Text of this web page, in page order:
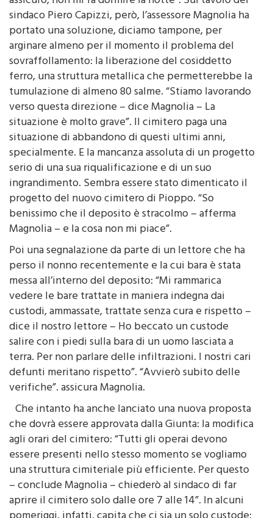
sindaco Piero Capizzi, però, l’assessore Magnolia ha
portato una soluzione, diciamo tampone, per
arginare almeno per il momento il problema del
sovraffollamento: la liberazione del cosiddetto
ferro, una struttura metallica che permetterebbe la
tumulazione di almeno 80 salme. “Stiamo lavorando
verso questa direzione – dice Magnolia – La
situazione è molto grave”. Il cimitero paga una
situazione di abbandono di questi ultimi anni,
specialmente. E la mancanza assoluta di un progetto
serio di una sua riqualificazione e di un suo
ingrandimento. Sembra essere stato dimenticato il
progetto del nuovo cimitero di Pioppo. “So
benissimo che il deposito è stracolmo – afferma
Magnolia – e la cosa non mi piace”.
Poi una segnalazione da parte di un lettore che ha
perso il nonno recentemente e la cui bara è stata
messa all’interno del deposito: “Mi rammarica
vedere le bare trattate in maniera indegna dai
custodi, ammassate, trattate senza cura e rispetto –
dice il nostro lettore – Ho beccato un custode
salire con i piedi sulla bara di un uomo lasciata a
terra. Per non parlare delle infiltrazioni. I nostri cari
defunti meritano rispetto”. “Avvierò subito delle
verifiche”. assicura Magnolia.
Che intanto ha anche lanciato una nuova proposta
che dovrà essere approvata dalla Giunta: la modifica
agli orari del cimitero: “Tutti gli operai devono
essere presenti nello stesso momento se vogliamo
una struttura cimiteriale più efficiente. Per questo
– conclude Magnolia – chiederò al sindaco di far
aprire il cimitero solo dalle ore 7 alle 14”. In alcuni